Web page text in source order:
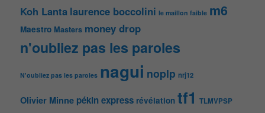
Koh Lanta laurence boccolini le maillon faible m6
Maestro Masters money drop
n'oubliez pas les paroles
N'oubliez pas les paroles nagui noplp nrj12
Olivier Minne pékin express révélation tf1 TLMVPSP